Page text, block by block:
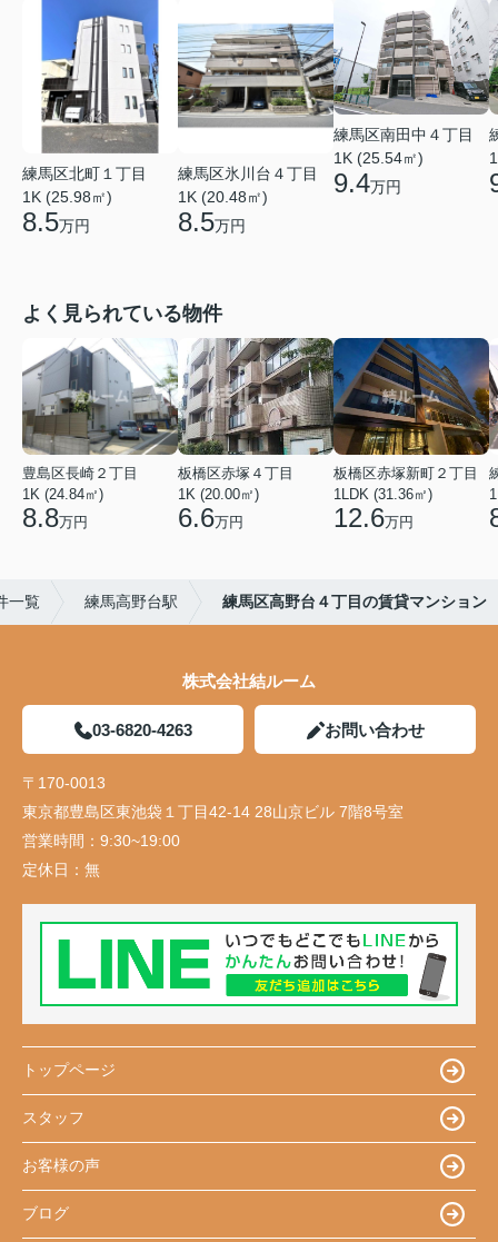
練馬区北町１丁目
1K (25.98㎡)
8.5万円
練馬区氷川台４丁目
1K (20.48㎡)
8.5万円
練馬区南田中４丁目
1K (25.54㎡)
9.4万円
よく見られている物件
豊島区長崎２丁目
1K (24.84㎡)
8.8万円
板橋区赤塚４丁目
1K (20.00㎡)
6.6万円
板橋区赤塚新町２丁目
1LDK (31.36㎡)
12.6万円
一覧 練馬高野台駅 練馬区高野台４丁目の賃貸マンション
株式会社結ルーム
03-6820-4263 お問い合わせ
〒170-0013
東京都豊島区東池袋１丁目42-14 28山京ビル 7階8号室
営業時間： 9:30~19:00
定休日： 無
トップページ
スタッフ
お客様の声
ブログ